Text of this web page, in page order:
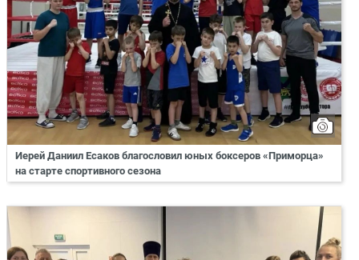
Иерей Даниил Есаков благословил юных боксеров «Приморца»
на старте спортивного сезона